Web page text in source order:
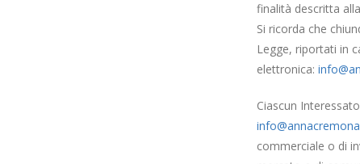
finalità descritta
Si ricorda che
Legge, riportati in
elettronica:
Ciascun
commerciale o di